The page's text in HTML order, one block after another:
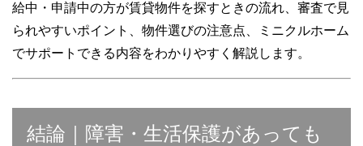
給中・申請中の方が賃貸物件を探すときの流れ、審査で見
られやすいポイント、物件選びの注意点、ミニクルホーム
でサポートできる内容をわかりやすく解説します。
結論｜障害・生活保護があっても